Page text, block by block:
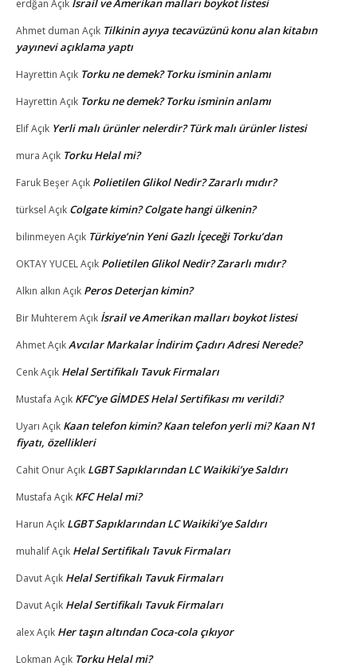
erdğan Açık İsrail ve Amerikan malları boykot listesi
Ahmet duman Açık Tilkinin ayıya tecavüzünü konu alan kitabın
yayınevi açıklama yaptı
Hayrettin Açık Torku ne demek? Torku isminin anlamı
Hayrettin Açık Torku ne demek? Torku isminin anlamı
ElifAçık Yerli malı ürünler nelerdir? Türk malı ürünler listesi
mura Açık Torku Helal mi?
Faruk BeşerAçık Polietilen Glikol Nedir? Zararlı mıdır?
türksel Açık Colgate kimin? Colgate hangi ülkenin?
bilinmeyen Açık Türkiye’nin Yeni Gazlı İçeceği Torku’dan
OKTAY YUCELAçık Polietilen Glikol Nedir? Zararlı mıdır?
Alkın alkın Açık Peros Deterjan kimin?
Bir Muhterem Açık İsrail ve Amerikan malları boykot listesi
AhmetAçıkAvcılar Markalar İndirim Çadırı Adresi Nerede?
CenkAçık Helal Sertifikalı Tavuk Firmaları
Mustafa Açık KFC’ye GİMDES Helal Sertifikası mı verildi?
Uyarı Açık Kaan telefon kimin? Kaan telefon yerli mi? Kaan N1
fiyatı, özellikleri
Cahit OnurAçık LGBT Sapıklarından LC Waikiki’ye Saldırı
Mustafa Açık KFC Helal mi?
Harun Açık LGBT Sapıklarından LC Waikiki’ye Saldırı
muhalifAçık Helal Sertifikalı Tavuk Firmaları
DavutAçık Helal Sertifikalı Tavuk Firmaları
DavutAçık Helal Sertifikalı Tavuk Firmaları
alexAçık Her taşın altından Coca-cola çıkıyor
Lokman Açık Torku Helal mi?